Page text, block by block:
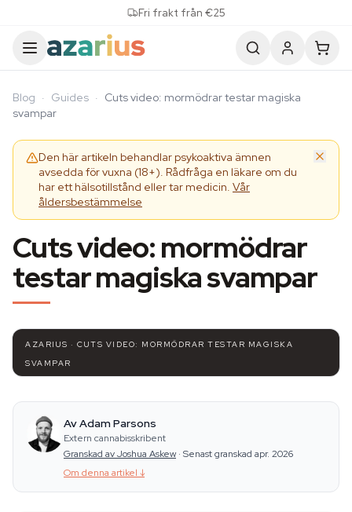
Fri frakt från €25
Blog · Guides · Cuts video: mormödrar testar magiska
svampar
Den här artikeln behandlar psykoaktiva ämnen
avsedda för vuxna (18+). Rådfråga en läkare om du
har ett hälsotillstånd eller tar medicin. Vår
åldersbestämmelse
Cuts video: mormödrar
testar magiska svampar
AZARIUS · CUTS VIDEO: MORMÖDRAR TESTAR MAGISKA
SVAMPAR
Av Adam Parsons
Extern cannabisskribent
Granskad av Joshua Askew · Senast granskad apr. 2026
Om denna artikel ↓